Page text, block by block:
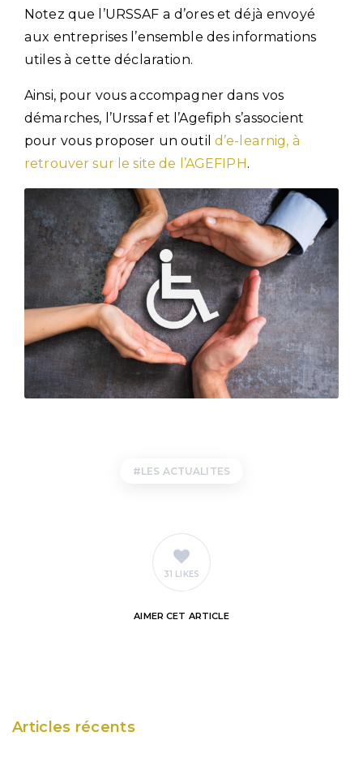
Notez que l’URSSAF a d’ores et déjà envoyé
aux entreprises l’ensemble des informations
utiles à cette déclaration.
Ainsi, pour vous accompagner dans vos
démarches, l’Urssaf et l’Agefiph s’associent
pour vous proposer un outil d’e-learnig, à
retrouver sur le site de l’AGEFIPH.
LES ACTUALITES
31 LIKES
AIMER CET ARTICLE
Articles récents